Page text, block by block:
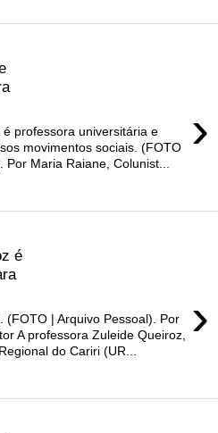
›
professora universitária e
movimentos sociais. (FOTO
Por Maria Raiane, Colunist...
é
›
(FOTO | Arquivo Pessoal). Por
A professora Zuleide Queiroz,
do Cariri (UR...